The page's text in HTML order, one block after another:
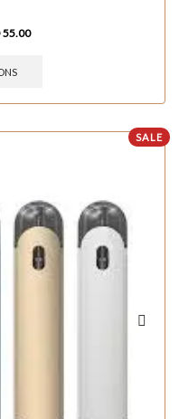
55.00
SALE